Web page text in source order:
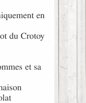
en
du Crotoy
et sa